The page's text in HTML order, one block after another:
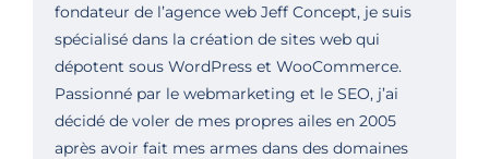
fondateur de l’agence web Jeff Concept, je suis
spécialisé dans la création de sites web qui
dépotent sous WordPress et WooCommerce.
Passionné par le webmarketing et le SEO, j’ai
décidé de voler de mes propres ailes en 2005
après avoir fait mes armes dans des domaines